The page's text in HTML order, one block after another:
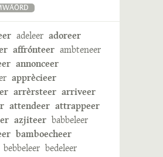
adeleer adoreer
affrónteer ambteneer
annonceer
apprècieer
arrèrsteer arriveer
attendeer attrappeer
azjiteer babbeleer
bamboecheer
bebbeleer bedeleer